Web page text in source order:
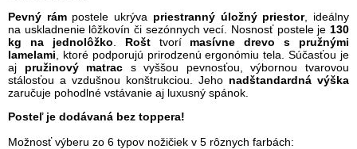
Pevný rámpostele ukrýva priestranný úložný priestor, ideálny
na uskladnenie lôžkovín či sezónnych vecí. Nosnosť postele je 130
kg na jednolôžko
Rošt tvorí masívne drevo s pružnými
lamelami , ktoré podporujú prirodzenú ergonómiu tela. Súčasťou je
aj pružinový matrac s vyššou pevnosťou, výbornou tvarovou
stálosťou a vzdušnou konštrukciou. Jeho nadštandardná výška
zaručuje pohodlné vstávanie aj luxusný spánok.
Posteľ je dodávaná bez toppera!
Možnosť výberu zo 6 typov nožičiek v 5 rôznych farbách: